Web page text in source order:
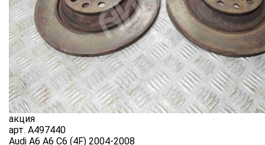
акция
арт. A497440
Audi A6 A6 C6 (4F) 2004-2008